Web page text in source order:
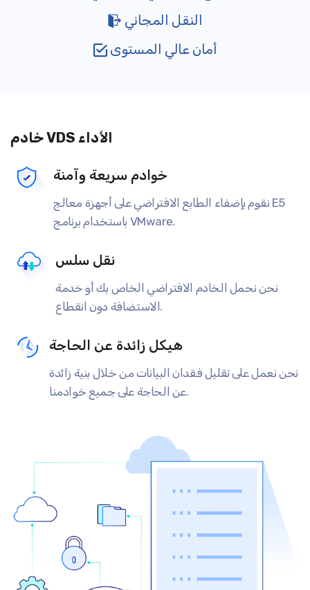
النقل المجاني
أمان عالي المستوى
خادم VDS الأداء
خوادم سريعة وآمنة
نقوم بإضفاء الطابع الافتراضي على أجهزة معالج E5
باستخدام برنامج VMware.
نقل سلس
نحن نحمل الخادم الافتراضي الخاص بك أو خدمة
الاستضافة دون انقطاع.
هيكل زائدة عن الحاجة
نحن نعمل على تقليل فقدان البيانات من خلال بنية زائدة
عن الحاجة على جميع خوادمنا.